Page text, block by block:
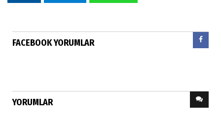
FACEBOOK YORUMLAR
YORUMLAR